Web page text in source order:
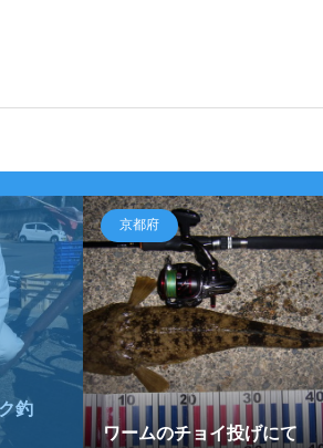
釣
京都府
ワームのチョイ投げにて